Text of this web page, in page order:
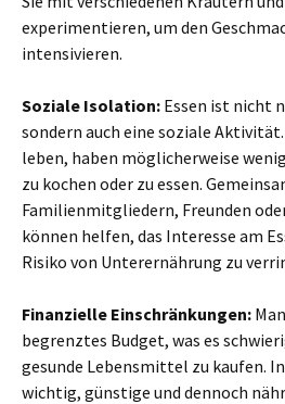
experimentieren, um den
intensivieren.
Soziale Isolation: Essen ist nicht
sondern auch eine soziale
leben, haben möglicherweise
zu kochen oder zu essen.
Familienmitgliedern, Freunden
können helfen, das Interesse am
Risiko von Unterernährung zu
Finanzielle Einschränkungen:
begrenztes Budget, was es
gesunde Lebensmittel zu kaufen.
wichtig, günstige und dennoch